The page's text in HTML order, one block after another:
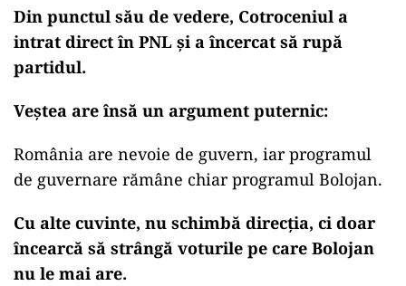
Din punctul său de vedere, Cotroceniul a
intrat direct în PNL și a încercat să rupă
partidul.
Veștea are însă un argument puternic:
România are nevoie de guvern, iar programul
de guvernare rămâne chiar programul Bolojan.
Cu alte cuvinte, nu schimbă direcția, ci doar
încearcă să strângă voturile pe care Bolojan
nu le mai are.